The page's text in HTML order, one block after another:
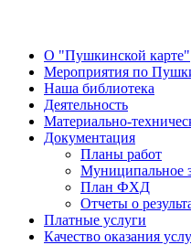
О "Пушкинской карте"
Мероприятия по
Наша библиотека
Деятельность
Материально-
Документация
Планы работ
Муниципальное
План ФХД
Отчеты о
Платные услуги
Качество оказания